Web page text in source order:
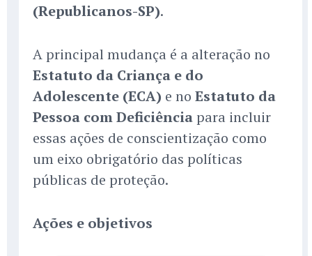
(Republicanos-SP).
A principal mudança é a alteração no
Estatuto da Criança e do
Adolescente (ECA) e no Estatuto da
Pessoa com Deficiência para incluir
essas ações de conscientização como
um eixo obrigatório das políticas
públicas de proteção.
Ações e objetivos